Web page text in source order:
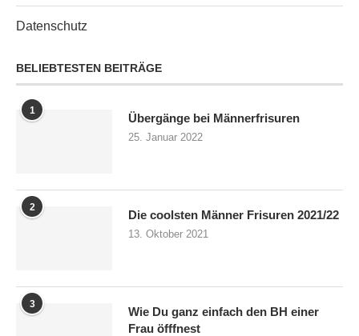
Datenschutz
BELIEBTESTEN BEITRÄGE
1
Übergänge bei Männerfrisuren
25. Januar 2022
2
Die coolsten Männer Frisuren 2021/22
13. Oktober 2021
3
Wie Du ganz einfach den BH einer
Frau öfffnest